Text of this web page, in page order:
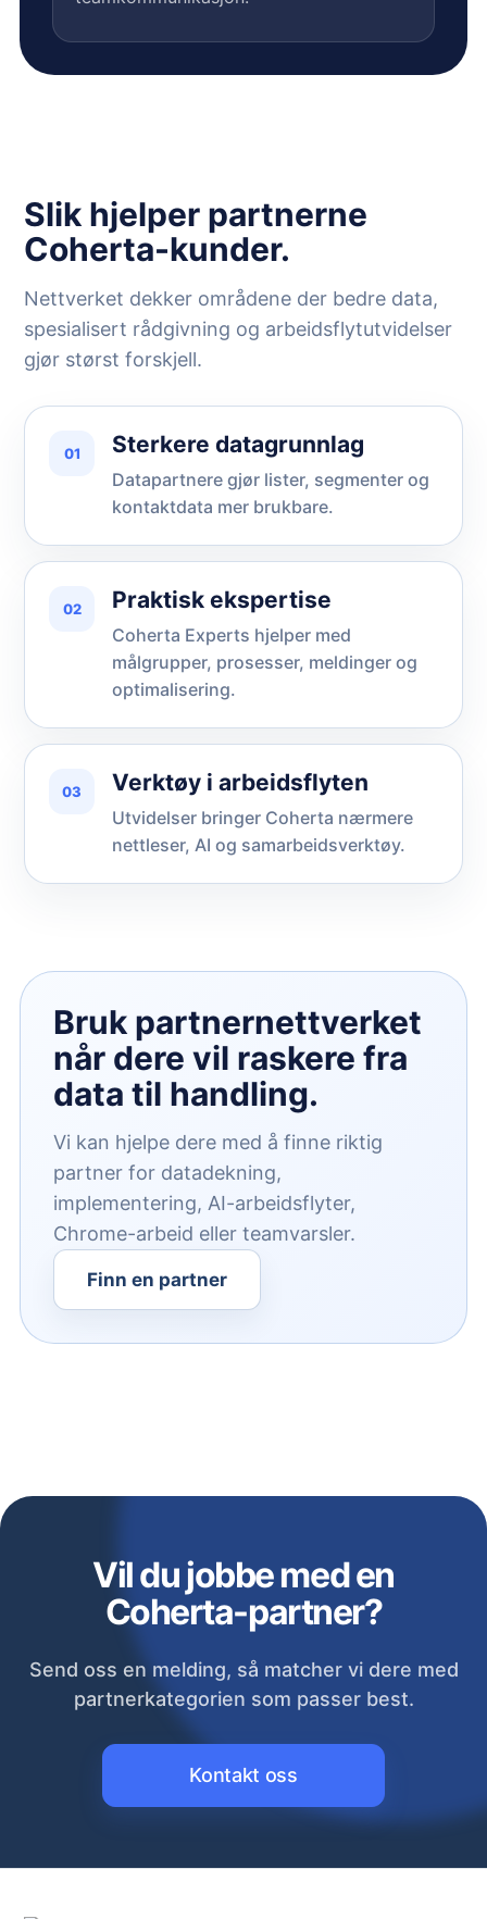
Slik hjelper partnerne
Coherta-kunder.
Nettverket dekker områdene der bedre data,
spesialisert rådgivning og arbeidsflytutvidelser
gjør størst forskjell.
01 Sterkere datagrunnlag
Datapartnere gjør lister, segmenter og
kontaktdata mer brukbare.
02 Praktisk ekspertise
Coherta Experts hjelper med
målgrupper, prosesser, meldinger og
optimalisering.
03 Verktøy i arbeidsflyten
Utvidelser bringer Coherta nærmere
nettleser, AI og samarbeidsverktøy.
Bruk partnernettverket
når dere vil raskere fra
data til handling.
Vi kan hjelpe dere med å finne riktig
partner for datadekning,
implementering, AI-arbeidsflyter,
Chrome-arbeid eller teamvarsler.
Finn en partner
Vil du jobbe med en
Coherta-partner?
Send oss en melding, så matcher vi dere med
partnerkategorien som passer best.
Kontakt oss